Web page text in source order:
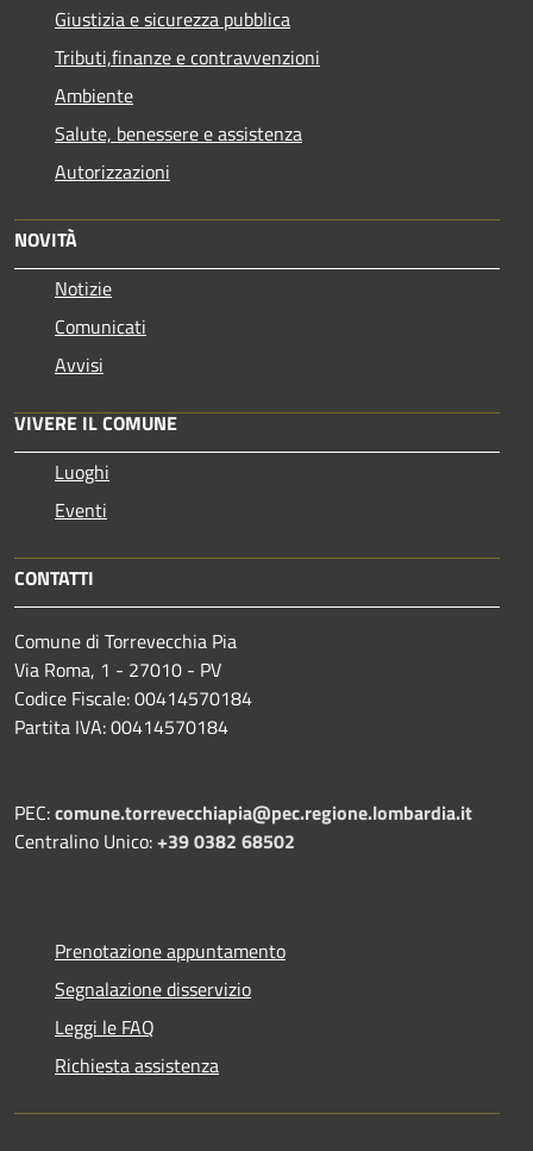
Giustizia e sicurezza pubblica
Tributi,finanze e contravvenzioni
Ambiente
Salute, benessere e assistenza
Autorizzazioni
NOVITÀ
Notizie
Comunicati
Avvisi
VIVERE IL COMUNE
Luoghi
Eventi
CONTATTI
Comune di Torrevecchia Pia
Via Roma, 1 - 27010 - PV
Codice Fiscale: 00414570184
Partita IVA: 00414570184
PEC:comune.torrevecchiapia@pec.regione.lombardia.it
Centralino Unico:+39 0382 68502
Prenotazione appuntamento
Segnalazione disservizio
Leggi le FAQ
Richiesta assistenza